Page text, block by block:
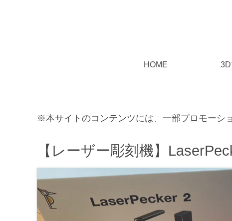
HOME
※本サイトのコンテンツには、一部プロモーシ
【レーザー彫刻機】